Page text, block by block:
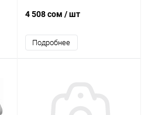
4 508 сом / шт
Подробнее